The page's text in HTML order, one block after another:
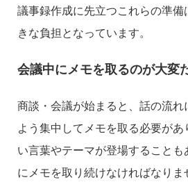
議事録作成に先立つこれらの準備
きな負担となっています。
会議中にメモを取るのが大変
商談・会議が始まると、話の流れ
よう集中してメモを取る必要が
い言葉やテーマが登場すること
にメモを取り続けなければなりま